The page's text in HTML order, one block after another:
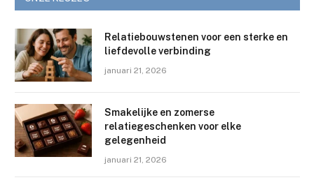
Relatiebouwstenen voor een sterke en
liefdevolle verbinding
januari 21, 2026
Smakelijke en zomerse
relatiegeschenken voor elke
gelegenheid
januari 21, 2026